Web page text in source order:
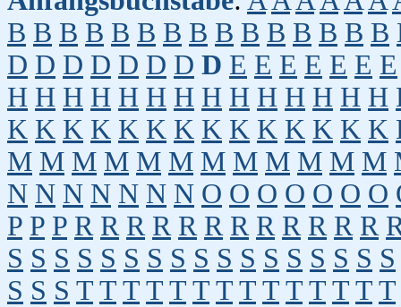
B B B B B B B B B B B B B B B
D D D D D D D D E E E E E E E
H H H H H H H H H H H H H H
K K K K K K K K K K K K K K
M M M M M M M M M M M M
N N N N N N N O O O O O O O
P P P R R R R R R R R R R R R
S S S S S S S S S S S S S S S S S
S S S T T T T T T T T T T T T T T